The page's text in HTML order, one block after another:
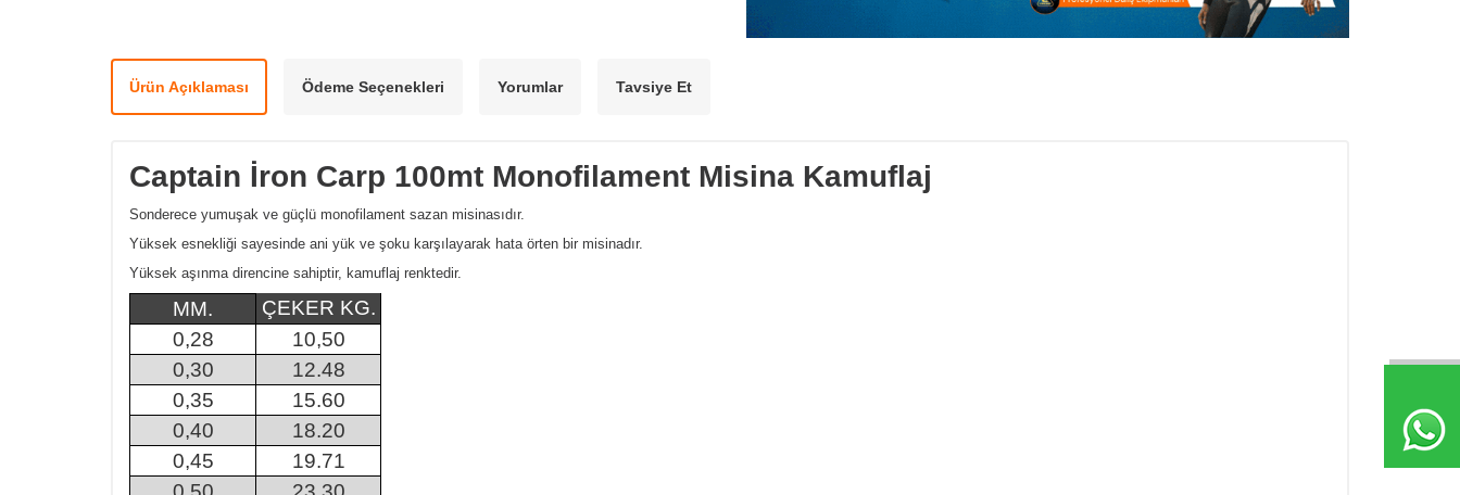
Ürün Açıklaması Ödeme Seçenekleri Yorumlar Tavsiye Et
Captain İron Carp 100mt Monofilament Misina Kamuflaj
Sonderece yumuşak ve güçlü monofilament sazan misinasıdır.
Yüksek esnekliği sayesinde ani yük ve şoku karşılayarak hata örten bir misinadır.
Yüksek aşınma direncine sahiptir, kamuflaj renktedir.
MM.
ÇEKER KG.
0,28
10,50
0,30
12.48
0,35
15.60
0,40
18.20
0,45
19.71